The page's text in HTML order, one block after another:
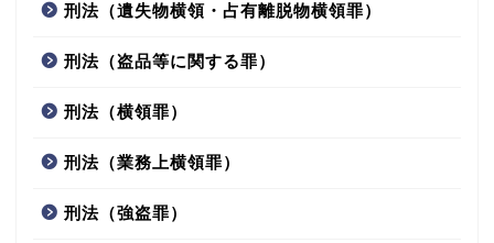
刑法（遺失物横領・占有離脱物横領罪）
刑法（盗品等に関する罪）
刑法（横領罪）
刑法（業務上横領罪）
刑法（強盗罪）